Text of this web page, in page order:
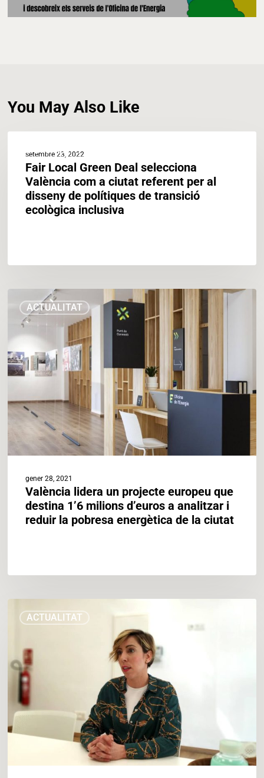
You May Also Like
ACTUALITAT
Local
Green
selecciona
València
disseny
polítiques
de
transició
ecològica
setembre 23, 2022
Fair Local Green Deal selecciona
València com a ciutat referent per al
disseny de polítiques de transició
ecològica inclusiva
ACTUALITAT
lidera
projecte
europeu
que
destina
milions
d’euros
analitzar
i
pobresa
energètica
gener 28, 2021
València lidera un projecte europeu que
destina 1’6 milions d’euros a analitzar i
reduir la pobresa energètica de la ciutat
ACTUALITAT
CRISTINA
OFICINA
DE
L’ENERGIA